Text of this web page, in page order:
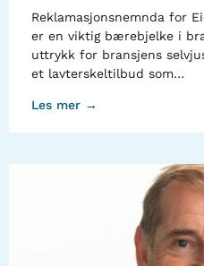
Reklamasjonsnemnda for
er en viktig bærebjelke i
uttrykk for bransjens
et lavterskeltilbud som…
Les mer →